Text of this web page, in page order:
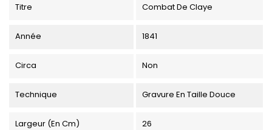
Titre Combat De Claye
Année 1841
Circa Non
Technique Gravure En Taille Douce
Largeur (en Cm) 26